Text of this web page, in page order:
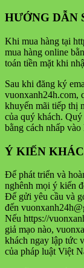
HƯỚNG DẪN
Khi mua hàng tại
mua hàng online
toán tiền mặt khi
Sau khi đăng ký
vuonxanh24h.com,
khuyến mãi tiếp thị
của quý khách.
bằng cách nhấp
Ý KIẾN
Để phát triển và
nghênh mọi ý kiến
Để gửi yêu cầu và
đến
Nếu https://
giả mạo nào,
khách ngay lập tức
của pháp luật Việt